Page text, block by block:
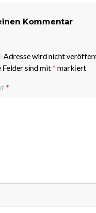
Kommentar
Adresse wird nicht
sind mit* markiert
*